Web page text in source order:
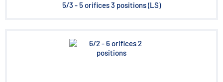
5/3 - 5 orifices 3 positions (LS)